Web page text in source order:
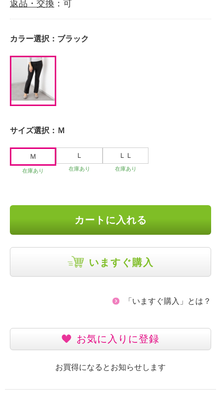
返品・交換 ：可
カラー選択： ブラック
サイズ選択： Ｍ
Ｍ
在庫あり
Ｌ
在庫あり
ＬＬ
在庫あり
カートに入れる
いますぐ購入
「いますぐ購入」とは？
お気に入りに登録
お買得になるとお知らせします